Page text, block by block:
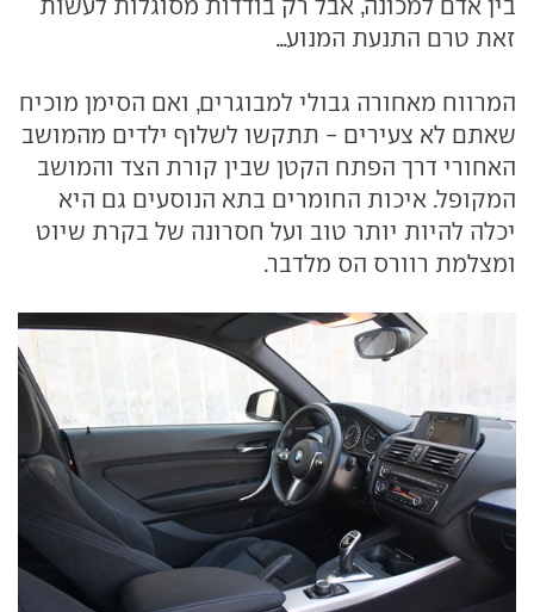
זאת טרם התנעת המנוע...
המרווח מאחורה גבולי למבוגרים, ואם הסימן מוכיח
שאתם לא צעירים - תתקשו לשלוף ילדים מהמושב
האחורי דרך הפתח הקטן שבין קורת הצד והמושב
המקופל. איכות החומרים בתא הנוסעים גם היא
יכלה להיות יותר טוב ועל חסרונה של בקרת שיוט
ומצלמת רוורס הס מלדבר.